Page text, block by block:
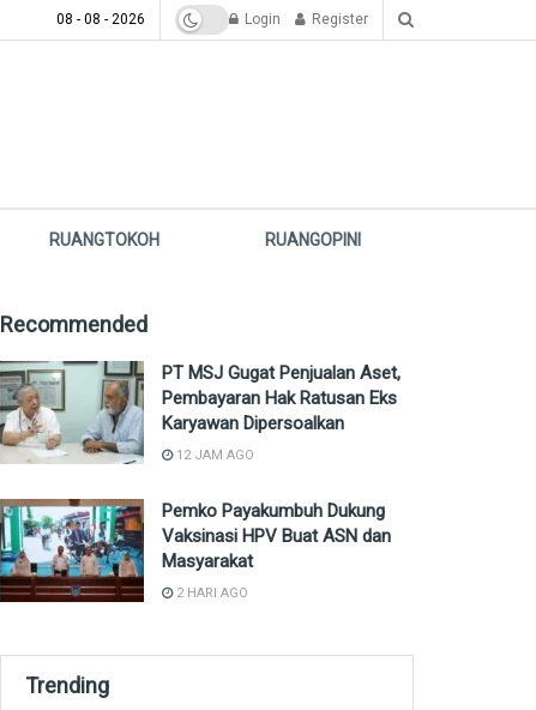
08 - 08 - 2026 Login Register
RUANGTOKOH RUANGOPINI
Recommended
PT MSJ Gugat Penjualan Aset,
Pembayaran Hak Ratusan Eks
Karyawan Dipersoalkan
12 JAM AGO
Pemko Payakumbuh Dukung
Vaksinasi HPV Buat ASN dan
Masyarakat
2 HARI AGO
Trending